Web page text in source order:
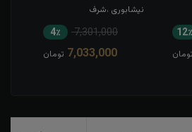
12٪
تومان
نیشابوری ،شرف
الشمس،حدید،درنجف،عقیق
سلیمانی
7,301,000 4٪
7,033,000 تومان